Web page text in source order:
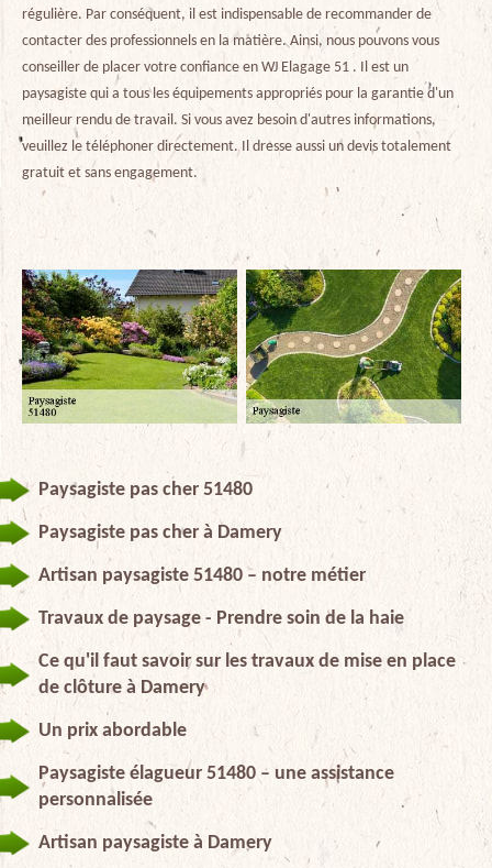
régulière. Par conséquent, il est indispensable de recommander de
contacter des professionnels en la matière. Ainsi, nous pouvons vous
conseiller de placer votre confiance en WJ Elagage 51 . Il est un
paysagiste qui a tous les équipements appropriés pour la garantie d'un
meilleur rendu de travail. Si vous avez besoin d'autres informations,
veuillez le téléphoner directement. Il dresse aussi un devis totalement
gratuit et sans engagement.
Paysagiste pas cher 51480
Paysagiste pas cher à Damery
Artisan paysagiste 51480 – notre métier
Travaux de paysage - Prendre soin de la haie
Ce qu'il faut savoir sur les travaux de mise en place
de clôture à Damery
Un prix abordable
Paysagiste élagueur 51480 – une assistance
personnalisée
Artisan paysagiste à Damery